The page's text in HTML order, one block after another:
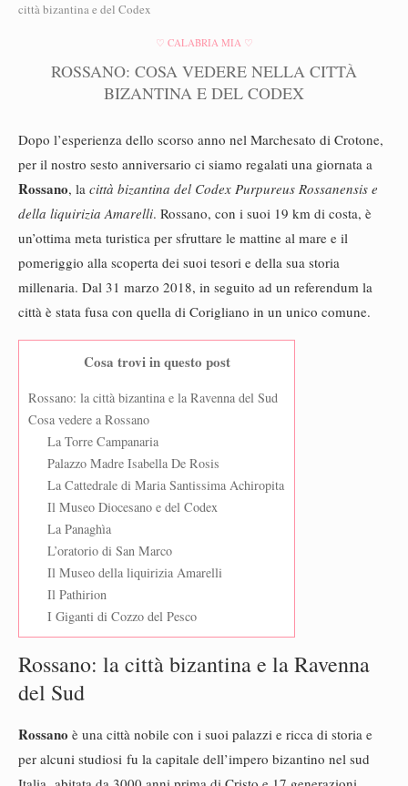
città bizantina e del Codex
♡ CALABRIA MIA ♡
ROSSANO: COSA VEDERE NELLA CITTÀ
BIZANTINA E DEL CODEX
Dopo l’esperienza dello scorso anno nel Marchesato di Crotone,
per il nostro sesto anniversario ci siamo regalati una giornata a
Rossano, la città bizantina del Codex Purpureus Rossanensis e
della liquirizia Amarelli. Rossano, con i suoi 19 km di costa, è
un’ottima meta turistica per sfruttare le mattine al mare e il
pomeriggio alla scoperta dei suoi tesori e della sua storia
millenaria. Dal 31 marzo 2018, in seguito ad un referendum la
città è stata fusa con quella di Corigliano in un unico comune.
Cosa trovi in questo post
Rossano: la città bizantina e la Ravenna del Sud
Cosa vedere a Rossano
La Torre Campanaria
Palazzo Madre Isabella De Rosis
La Cattedrale di Maria Santissima Achiropita
Il Museo Diocesano e del Codex
La Panaghìa
L’oratorio di San Marco
Il Museo della liquirizia Amarelli
Il Pathirion
I Giganti di Cozzo del Pesco
Rossano: la città bizantina e la Ravenna
del Sud
Rossano è una città nobile con i suoi palazzi e ricca di storia e
per alcuni studiosi fu la capitale dell’impero bizantino nel sud